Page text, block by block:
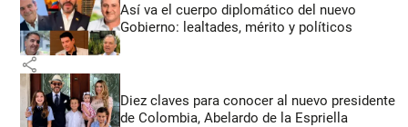
Así va el cuerpo diplomático del nuevo
Gobierno: lealtades, mérito y políticos
share
Diez claves para conocer al nuevo presidente
de Colombia, Abelardo de la Espriella